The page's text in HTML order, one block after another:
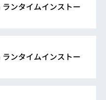
ンタイムインストー
ンタイムインストー